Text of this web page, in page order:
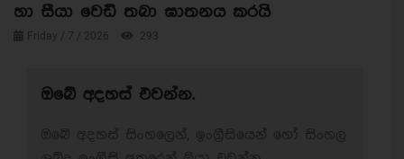
හා සීයා වෙඩි තබා ඝාතනය කරයි
Friday / 7 / 2026 293
ඔබේ අදහස් එවන්න.